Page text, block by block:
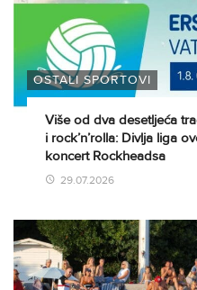
OSTALI SPORTOVI
Više od dva desetljeća
i rock’n’rolla: Divlja liga
koncert Rockheadsa
29.07.2026